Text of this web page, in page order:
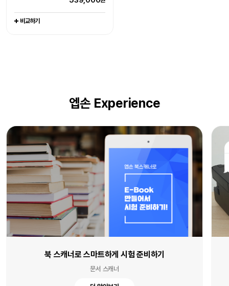
비교하기
비교하기
엡손 Experience
북 스캐너로 스마트하게 시험 준비하기
문서 스캐너